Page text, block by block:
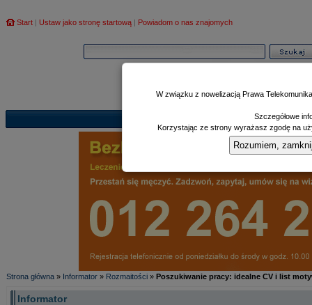
Start | Ustaw jako stronę startową | Powiadom o nas znajomych
Poczekalnia|
Strona główna » Informator » Rozmaitości » Poszukiwanie pracy: idealne CV i list
Informator
W związku z nowelizacją Prawa
Szczegółowe
Korzystając ze strony wyrażasz zgodę na
Rozumiem,